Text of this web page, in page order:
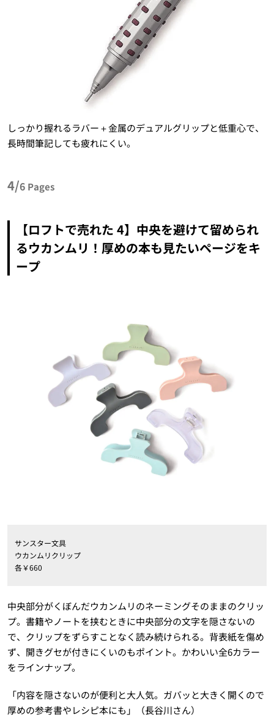
しっかり握れるラバー＋金属のデュアルグリップと低重心で、
長時間筆記しても疲れにくい。
4/6 Pages
【ロフトで売れた 4】中央を避けて留められ
るウカンムリ！厚めの本も見たいページをキ
ープ
サンスター文具
ウカンムリクリップ
各￥660
中央部分がくぼんだウカンムリのネーミングそのままのクリッ
プ。書籍やノートを挟むときに中央部分の文字を隠さないの
で、クリップをずらすことなく読み続けられる。背表紙を傷め
ず、開きグセが付きにくいのもポイント。かわいい全6カラー
をラインナップ。
「内容を隠さないのが便利と大人気。ガバッと大きく開くので
厚めの参考書やレシピ本にも」（長谷川さん）